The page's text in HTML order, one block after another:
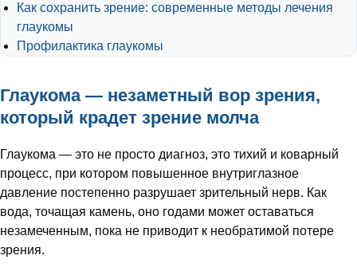
Как сохранить зрение: современные методы лечения
глаукомы
Профилактика глаукомы
Глаукома — незаметный вор зрения,
который крадет зрение молча
Глаукома — это не просто диагноз, это тихий и коварный
процесс, при котором повышенное внутриглазное
давление постепенно разрушает зрительный нерв. Как
вода, точащая камень, оно годами может оставаться
незамеченным, пока не приводит к необратимой потере
зрения.